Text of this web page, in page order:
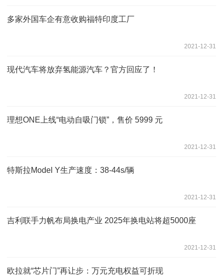
多家外国车企有意收购福特印度工厂
2021-12-31
现代汽车将放弃氢能源汽车？官方回应了！
2021-12-31
理想ONE上线“电动自吸门锁”，售价 5999 元
2021-12-31
特斯拉Model Y生产速度：38-44s/辆
2021-12-31
吉利联手力帆布局换电产业 2025年换电站将超5000座
2021-12-31
欧拉就“芯片门”再让步：万元充电权益可折现